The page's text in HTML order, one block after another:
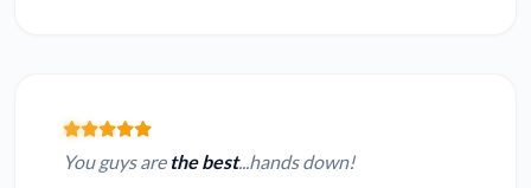
You guys are the best...hands down!